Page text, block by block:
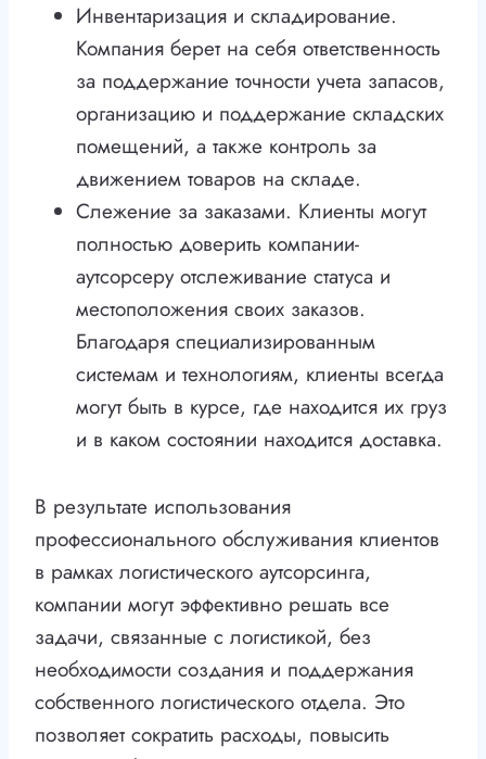
Инвентаризация и складирование.
Компания берет на себя ответственность
за поддержание точности учета запасов,
организацию и поддержание складских
помещений, а также контроль за
движением товаров на складе.
Слежение за заказами. Клиенты могут
полностью доверить компании-
аутсорсеру отслеживание статуса и
местоположения своих заказов.
Благодаря специализированным
системам и технологиям, клиенты всегда
могут быть в курсе, где находится их груз
и в каком состоянии находится доставка.
В результате использования
профессионального обслуживания клиентов
в рамках логистического аутсорсинга,
компании могут эффективно решать все
задачи, связанные с логистикой, без
необходимости создания и поддержания
собственного логистического отдела. Это
позволяет сократить расходы, повысить